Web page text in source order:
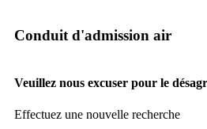
Conduit d'admission air
Veuillez nous excuser pour le
Effectuez une nouvelle recherche